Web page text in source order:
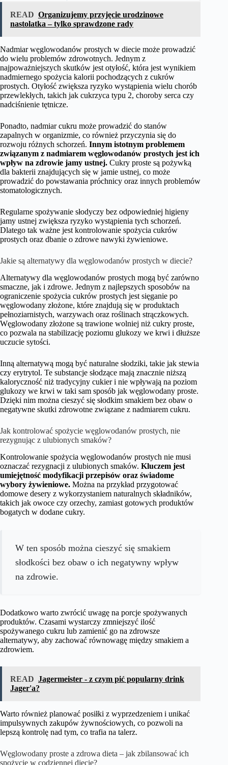
READ Organizujemy przyjęcie urodzinowe
nastolatka – tylko sprawdzone rady
Nadmiar węglowodanów prostych w diecie może prowadzić
do wielu problemów zdrowotnych. Jednym z
najpoważniejszych skutków jest otyłość, która jest wynikiem
nadmiernego spożycia kalorii pochodzących z cukrów
prostych. Otyłość zwiększa ryzyko wystąpienia wielu chorób
przewlekłych, takich jak cukrzyca typu 2, choroby serca czy
nadciśnienie tętnicze.
Ponadto, nadmiar cukru może prowadzić do stanów
zapalnych w organizmie, co również przyczynia się do
rozwoju różnych schorzeń. Innym istotnym problemem
związanym z nadmiarem węglowodanów prostych jest ich
wpływ na zdrowie jamy ustnej. Cukry proste są pożywką
dla bakterii znajdujących się w jamie ustnej, co może
prowadzić do powstawania próchnicy oraz innych problemów
stomatologicznych.
Regularne spożywanie słodyczy bez odpowiedniej higieny
jamy ustnej zwiększa ryzyko wystąpienia tych schorzeń.
Dlatego tak ważne jest kontrolowanie spożycia cukrów
prostych oraz dbanie o zdrowe nawyki żywieniowe.
Jakie są alternatywy dla węglowodanów prostych w diecie?
Alternatywy dla węglowodanów prostych mogą być zarówno
smaczne, jak i zdrowe. Jednym z najlepszych sposobów na
ograniczenie spożycia cukrów prostych jest sięganie po
węglowodany złożone, które znajdują się w produktach
pełnoziarnistych, warzywach oraz roślinach strączkowych.
Węglowodany złożone są trawione wolniej niż cukry proste,
co pozwala na stabilizację poziomu glukozy we krwi i dłuższe
uczucie sytości.
Inną alternatywą mogą być naturalne słodziki, takie jak stewia
czy erytrytol. Te substancje słodzące mają znacznie niższą
kaloryczność niż tradycyjny cukier i nie wpływają na poziom
glukozy we krwi w taki sam sposób jak węglowodany proste.
Dzięki nim można cieszyć się słodkim smakiem bez obaw o
negatywne skutki zdrowotne związane z nadmiarem cukru.
Jak kontrolować spożycie węglowodanów prostych, nie
rezygnując z ulubionych smaków?
Kontrolowanie spożycia węglowodanów prostych nie musi
oznaczać rezygnacji z ulubionych smaków. Kluczem jest
umiejętność modyfikacji przepisów oraz świadome
wybory żywieniowe. Można na przykład przygotować
domowe desery z wykorzystaniem naturalnych składników,
takich jak owoce czy orzechy, zamiast gotowych produktów
bogatych w dodane cukry.
W ten sposób można cieszyć się smakiem
słodkości bez obaw o ich negatywny wpływ
na zdrowie.
Dodatkowo warto zwrócić uwagę na porcje spożywanych
produktów. Czasami wystarczy zmniejszyć ilość
spożywanego cukru lub zamienić go na zdrowsze
alternatywy, aby zachować równowagę między smakiem a
zdrowiem.
READ Jagermeister - z czym pić popularny drink
Jager'a?
Warto również planować posiłki z wyprzedzeniem i unikać
impulsywnych zakupów żywnościowych, co pozwoli na
lepszą kontrolę nad tym, co trafia na talerz.
Węglowodany proste a zdrowa dieta – jak zbilansować ich
spożycie w codziennej diecie?